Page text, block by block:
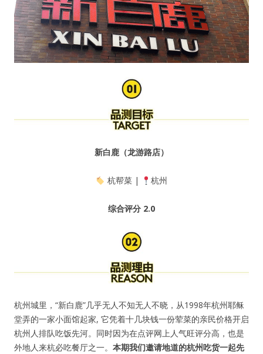
新白鹿（龙游路店）
杭帮菜 | 杭州
综合评分 2.0
杭州城里，“新白鹿”几乎无人不知无人不晓，从1998年杭州耶稣
堂弄的一家小面馆起家, 它凭着十几块钱一份荤菜的亲民价格开启
杭州人排队吃饭先河。同时因为在点评网上人气旺评分高，也是
外地人来杭必吃餐厅之一。 本期我们邀请地道的杭州吃货一起先